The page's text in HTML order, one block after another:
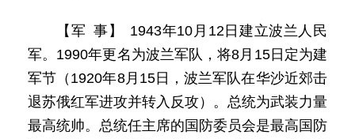
【军 事】 1943年10月12日建立波兰人民
军。1990年更名为波兰军队，将8月15日定为建
军节（1920年8月15日，波兰军队在华沙近郊击
退苏俄红军进攻并转入反攻）。总统为武装力量
最高统帅。总统任主席的国防委员会是最高国防